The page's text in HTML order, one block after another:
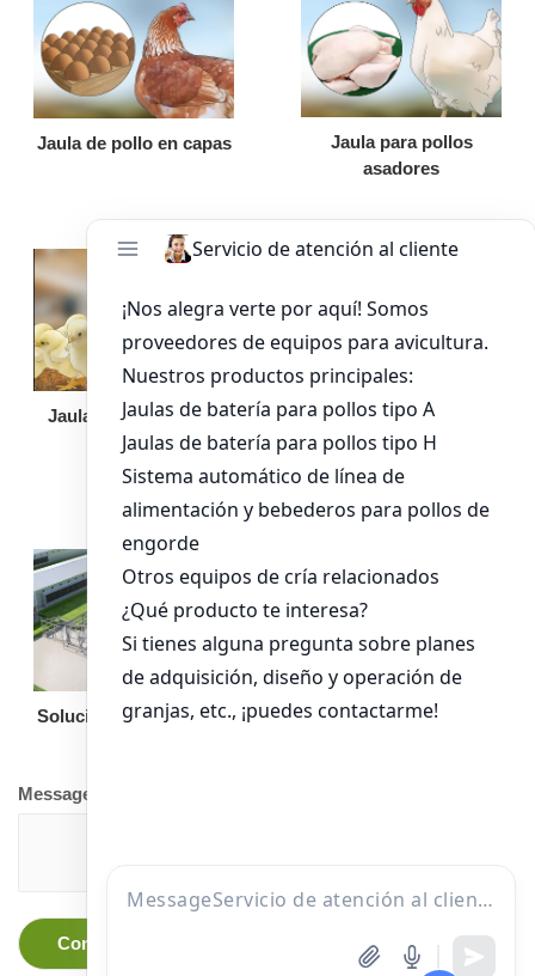
Jaula de pollo en capas
Jaula para pollos
asadores
Jaula de pollo pollita
Bandeja de
alimentación para
pollos de engorde
Solución llave en mano Otro equipo
Message